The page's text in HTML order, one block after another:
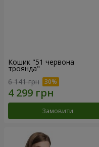
Кошик "51 червона
троянда"
6 141 грн
Замовити